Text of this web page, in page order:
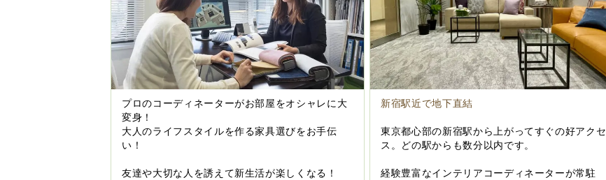
プロのコーディネーターがお部屋をオシャレに大
変身！
大人のライフスタイルを作る家具選びをお手伝
い！
友達や大切な人を誘えて新生活が楽しくなる！
新宿駅近で地下直結
東京都心部の新宿駅から上がってすぐの好アクセ
ス。どの駅からも数分以内です。
経験豊富なインテリアコーディネーターが常駐